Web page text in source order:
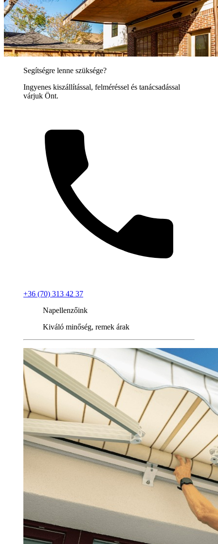
Segítségre lenne szüksége?
Ingyenes kiszállítással, felméréssel és tanácsadással
várjuk Önt.
+36 (70) 313 42 37
Napellenzőink
Kiváló minőség, remek árak